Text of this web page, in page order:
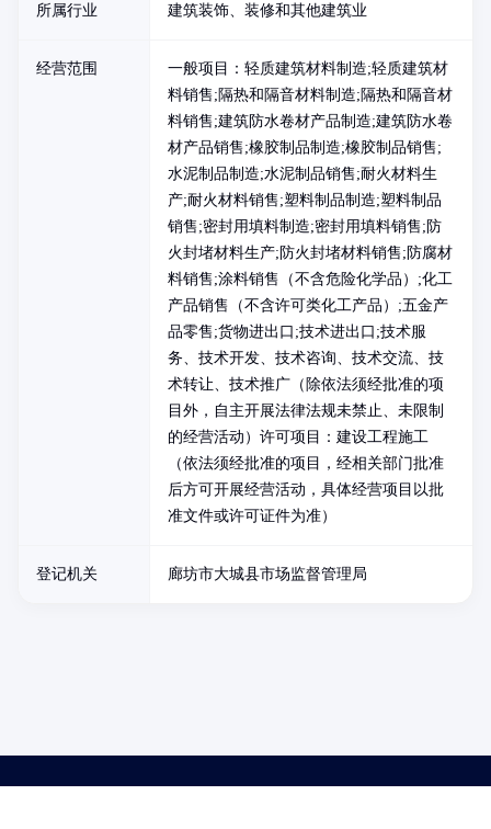
所属行业 建筑装饰、装修和其他建筑业
经营范围
一般项目：轻质建筑材料制造;轻质建筑材
料销售;隔热和隔音材料制造;隔热和隔音材
料销售;建筑防水卷材产品制造;建筑防水卷
材产品销售;橡胶制品制造;橡胶制品销售;
水泥制品制造;水泥制品销售;耐火材料生
产;耐火材料销售;塑料制品制造;塑料制品
销售;密封用填料制造;密封用填料销售;防
火封堵材料生产;防火封堵材料销售;防腐材
料销售;涂料销售（不含危险化学品）;化工
产品销售（不含许可类化工产品）;五金产
品零售;货物进出口;技术进出口;技术服
务、技术开发、技术咨询、技术交流、技
术转让、技术推广（除依法须经批准的项
目外，自主开展法律法规未禁止、未限制
的经营活动）许可项目：建设工程施工
（依法须经批准的项目，经相关部门批准
后方可开展经营活动，具体经营项目以批
准文件或许可证件为准）
登记机关 廊坊市大城县市场监督管理局